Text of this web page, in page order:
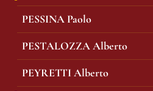
PESSINA Paolo
PESTALOZZA Alberto
PEYRETTI Alberto